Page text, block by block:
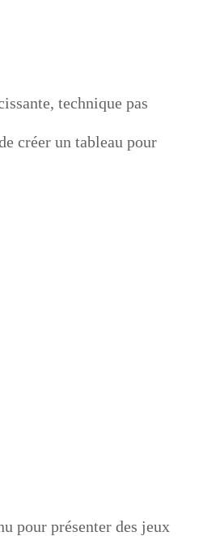
technique pas
créer un tableau pour
pour présenter des jeux